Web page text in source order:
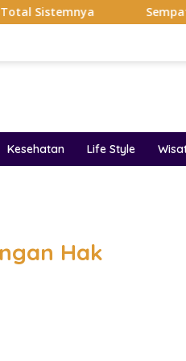
Sempat Viral Gaya ASI
Kesehatan Life Style
Hak